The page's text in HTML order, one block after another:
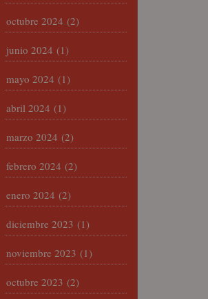
octubre 2024 (2)
junio 2024 (1)
mayo 2024 (1)
abril 2024 (1)
marzo 2024 (2)
febrero 2024 (2)
enero 2024 (2)
diciembre 2023 (1)
noviembre 2023 (1)
octubre 2023 (2)